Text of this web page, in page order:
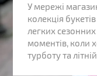
У мережі
колекція
легких
моментів, коли
турботу та